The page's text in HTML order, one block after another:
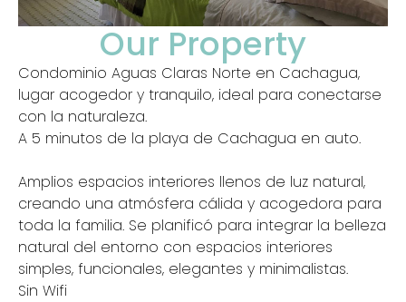
Our Property
Condominio Aguas Claras Norte en Cachagua,
lugar acogedor y tranquilo, ideal para conectarse
con la naturaleza.
A 5 minutos de la playa de Cachagua en auto.
Amplios espacios interiores llenos de luz natural,
creando una atmósfera cálida y acogedora para
toda la familia. Se planificó para integrar la belleza
natural del entorno con espacios interiores
simples, funcionales, elegantes y minimalistas.
Sin Wifi